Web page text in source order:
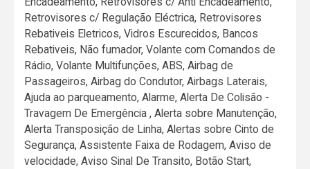
Retrovisores c/ Regulação Eléctrica, Retrovisores
Rebativeis Eletricos, Vidros Escurecidos, Bancos
Rebativeis, Não fumador, Volante com Comandos de
Rádio, Volante Multifunções, ABS, Airbag de
Passageiros, Airbag do Condutor, Airbags Laterais,
Ajuda ao parqueamento, Alarme, Alerta De Colisão -
Travagem De Emergência , Alerta sobre Manutenção,
Alerta Transposição de Linha, Alertas sobre Cinto de
Segurança, Assistente Faixa de Rodagem, Aviso de
velocidade, Aviso Sinal De Transito, Botão Start,